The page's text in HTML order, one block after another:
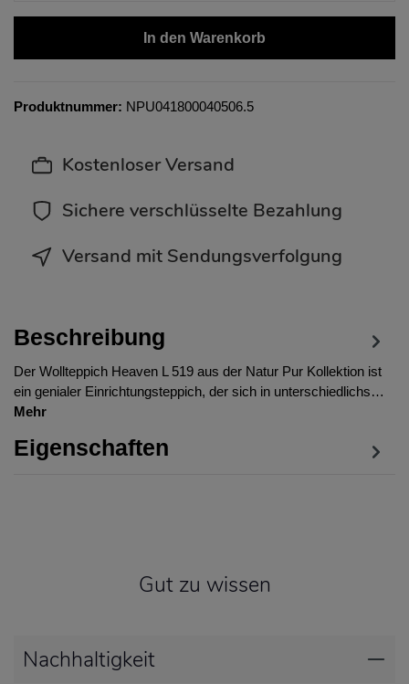
In den Warenkorb
Produktnummer: NPU041800040506.5
Kostenloser Versand
Sichere verschlüsselte Bezahlung
Versand mit Sendungsverfolgung
Beschreibung
Der Wollteppich Heaven L 519 aus der Natur Pur Kollektion ist
ein genialer Einrichtungsteppich, der sich in unterschiedlichs…
Mehr
Eigenschaften
Gut zu wissen
Nachhaltigkeit